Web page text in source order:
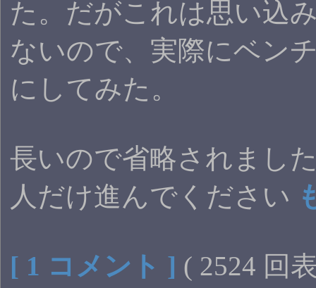
た。だがこれは思い込
ないので、実際にベン
にしてみた。
長いので省略されまし
人だけ進んでください
[ 1 コメント ] ( 2524 回